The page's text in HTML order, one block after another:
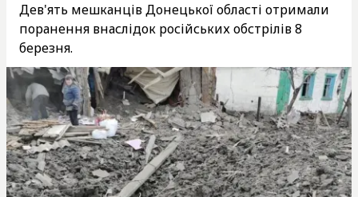
Дев'ять мешканців Донецької області отримали
поранення внаслідок російських обстрілів 8
березня.